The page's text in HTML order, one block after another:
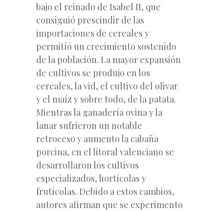
bajo el reinado de Isabel II, que
consiguió prescindir de las
importaciones de cereales y
permitíó un crecimiento sostenido
de la población. La mayor expansión
de cultivos se produjo en los
cereales, la vid, el cultivo del olivar
y el maíz y sobre todo, de la patata.
Mientras la ganadería ovina y la
lanar sufrieron un notable
retroceso y aumento la cabaña
porcina, en el litoral valenciano se
desarrollaron los cultivos
especializados, hortícolas y
frutícolas. Debido a estos cambios,
autores afirman que se experimento